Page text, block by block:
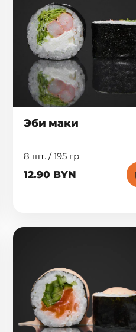
Эби маки
8 шт. / 195 гр
12.90 BYN